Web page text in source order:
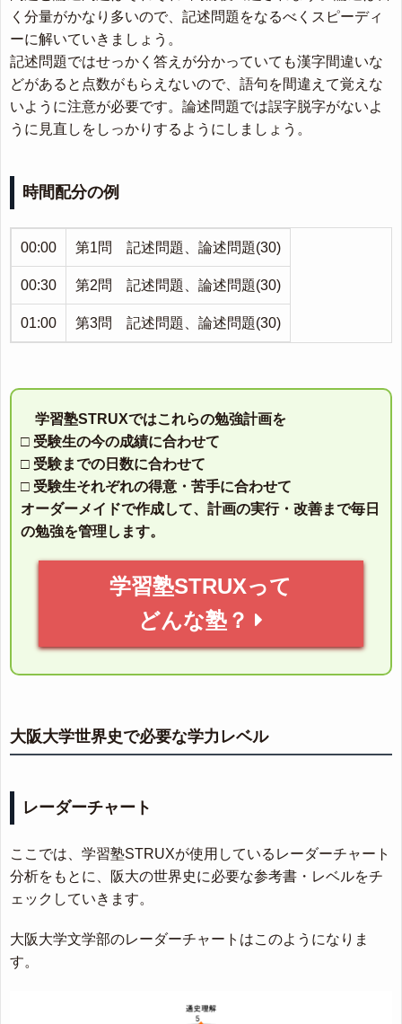
く分量がかなり多いので、記述問題をなるべくスピーディ
ーに解いていきましょう。
記述問題ではせっかく答えが分かっていても漢字間違いな
どがあると点数がもらえないので、語句を間違えて覚えな
いように注意が必要です。論述問題では誤字脱字がないよ
うに見直しをしっかりするようにしましょう。
時間配分の例
00:00 第1問 記述問題、論述問題(30)
00:30 第2問 記述問題、論述問題(30)
01:00 第3問 記述問題、論述問題(30)
学習塾STRUXではこれらの勉強計画を
□ 受験生の今の成績に合わせて
□ 受験までの日数に合わせて
□ 受験生それぞれの得意・苦手に合わせて
オーダーメイドで作成して、計画の実行・改善まで毎日
の勉強を管理します。
学習塾STRUXって
どんな塾？
大阪大学世界史で必要な学力レベル
レーダーチャート
ここでは、学習塾STRUXが使用しているレーダーチャート
分析をもとに、阪大の世界史に必要な参考書・レベルをチ
ェックしていきます。
大阪大学文学部のレーダーチャートはこのようになりま
す。